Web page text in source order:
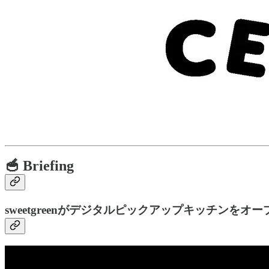
🥣 Briefing
sweetgreenがデジタルピックアップキッチンをオー